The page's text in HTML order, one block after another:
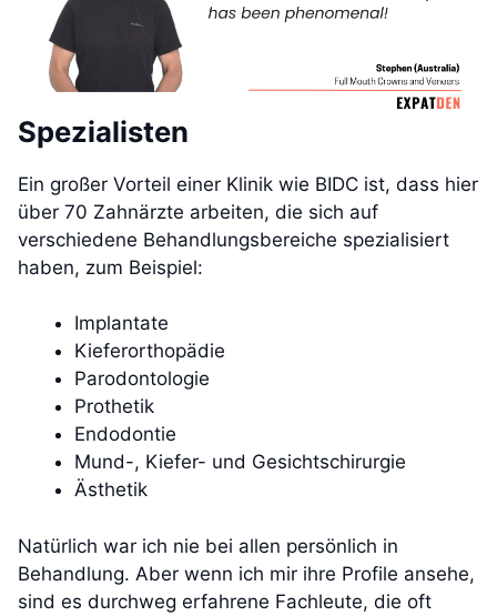
Spezialisten
Ein großer Vorteil einer Klinik wie BIDC ist, dass hier
über 70 Zahnärzte arbeiten, die sich auf
verschiedene Behandlungsbereiche spezialisiert
haben, zum Beispiel:
Implantate
Kieferorthopädie
Parodontologie
Prothetik
Endodontie
Mund-, Kiefer- und Gesichtschirurgie
Ästhetik
Natürlich war ich nie bei allen persönlich in
Behandlung. Aber wenn ich mir ihre Profile ansehe,
sind es durchweg erfahrene Fachleute, die oft